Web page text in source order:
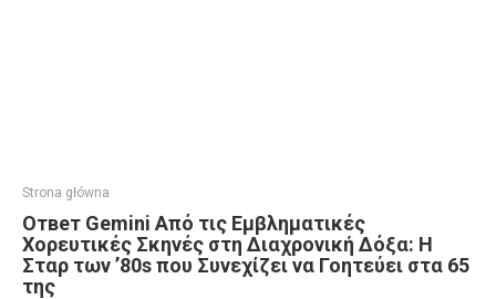
Strona główna
Ответ Gemini Από τις Εμβληματικές
Χορευτικές Σκηνές στη Διαχρονική Δόξα: Η
Σταρ των ’80s που Συνεχίζει να Γοητεύει στα 65
της